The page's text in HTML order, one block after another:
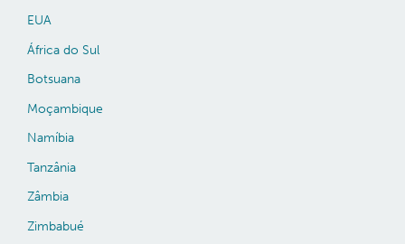
EUA
África do Sul
Botsuana
Moçambique
Namíbia
Tanzânia
Zâmbia
Zimbabué